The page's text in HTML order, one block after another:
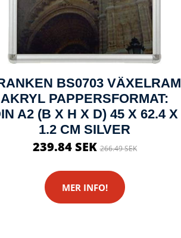
BS0703 VÄXELRAM
AKRYL PAPPERSFORMAT:
A2 (B X H X D) 45 X 62.4 X
1.2 CM SILVER
239.84 SEK266.49 SEK
MER INFO!